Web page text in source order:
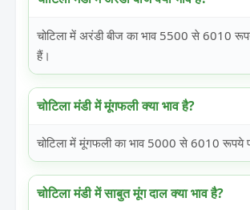
चोटिला में अरंडी बीज का भाव 5500 से 6010
हैं।
चोटिला मंडी में मूंगफली क्या भाव है?
चोटिला में मूंगफली का भाव 5000 से 6010 रूपये
चोटिला मंडी में साबुत मूंग दाल क्या भाव है?